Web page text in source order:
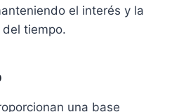
el interés y la
tiempo.
una base